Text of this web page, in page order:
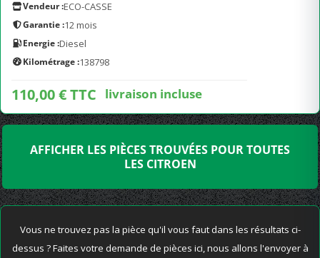
Vendeur :ECO-CASSE
Garantie :12 mois
Energie :Diesel
Kilométrage :138798
110,00 € TTC livraison incluse
AFFICHER LES PIÈCES TROUVÉES POUR TOUTES
LES CITROEN
Vous ne trouvez pas la pièce qu'il vous faut dans les résultats ci-
dessus ? Faites votre demande de pièces ici, nous allons l'envoyer à